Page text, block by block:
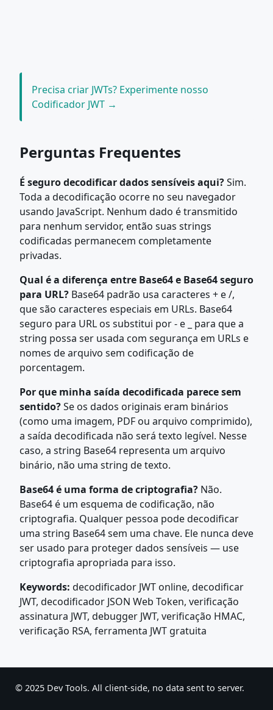
Precisa criar JWTs? Experimente nosso
Codificador JWT →
Perguntas Frequentes
É seguro decodificar dados sensíveis aqui?Sim.
Toda a decodificação ocorre no seu navegador
usando JavaScript. Nenhum dado é transmitido
para nenhum servidor, então suas strings
codificadas permanecem completamente
privadas.
Qual é a diferença entre Base64 e Base64 seguro
para URL? Base64 padrão usa caracteres + e /,
que são caracteres especiais em URLs. Base64
seguro para URL os substitui por - e _ para que a
string possa ser usada com segurança em URLs e
nomes de arquivo sem codificação de
porcentagem.
Por que minha saída decodificada parece sem
sentido?Se os dados originais eram binários
(como uma imagem, PDF ou arquivo comprimido),
a saída decodificada não será texto legível. Nesse
caso, a string Base64 representa um arquivo
binário, não uma string de texto.
Base64 é uma forma de criptografia? Não.
Base64 é um esquema de codificação, não
criptografia. Qualquer pessoa pode decodificar
uma string Base64 sem uma chave. Ele nunca deve
ser usado para proteger dados sensíveis — use
criptografia apropriada para isso.
Keywords: decodificador JWT online, decodificar
JWT, decodificador JSON Web Token, verificação
assinatura JWT, debugger JWT, verificação HMAC,
verificação RSA, ferramenta JWT gratuita
© 2025 Dev Tools. All client-side, no data sent to server.